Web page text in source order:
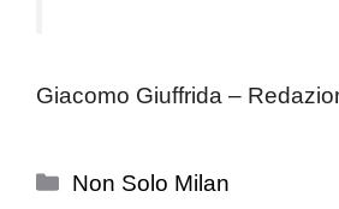
Giacomo Giuffrida –
Categorie
Non Solo Milan